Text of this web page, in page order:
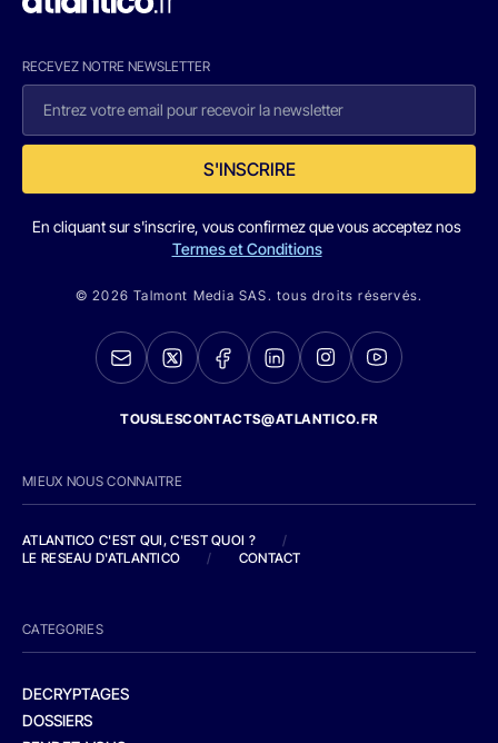
RECEVEZ NOTRE NEWSLETTER
S'INSCRIRE
En cliquant sur s'inscrire, vous confirmez que vous acceptez nos
Termes et Conditions
© 2026 Talmont Media SAS. tous droits réservés.
TOUSLESCONTACTS@ATLANTICO.FR
MIEUX NOUS CONNAITRE
ATLANTICO C'EST QUI, C'EST QUOI ?
/
LE RESEAU D'ATLANTICO
/ CONTACT
CATEGORIES
DECRYPTAGES
DOSSIERS